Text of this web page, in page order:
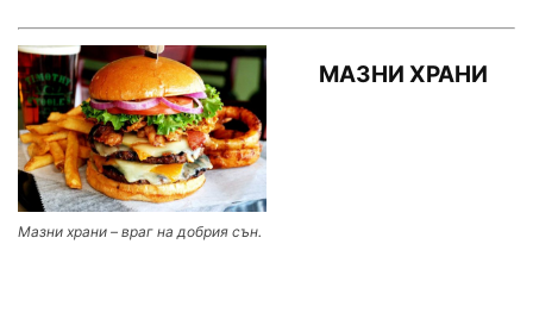
Мазни храни – враг на добрия сън.
МАЗНИ ХРАНИ